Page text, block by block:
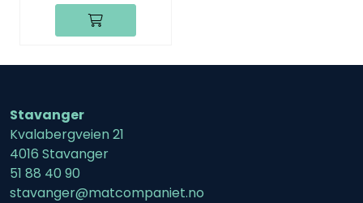
Stavanger
Kvalabergveien 21
4016 Stavanger
51 88 40 90
stavanger@matcompaniet.no